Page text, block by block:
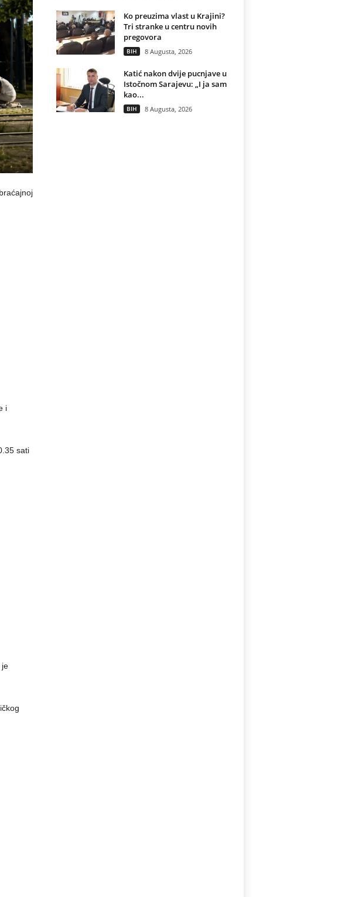
i
sati
Ko preuzima vlast u Krajini?
Tri stranke u centru novih
pregovora
BIH 8 Augusta, 2026
Katić nakon dvije pucnjave u
Istočnom Sarajevu: „I ja sam
kao...
BIH 8 Augusta, 2026